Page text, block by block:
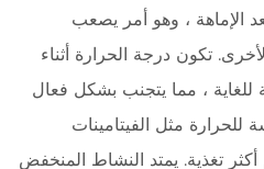
الإماهة ، وهو أمر يصعب
تكون درجة الحرارة أثناء
، مما يتجنب بشكل فعال
للحرارة مثل الفيتامينات
تغذية. يمتد النشاط المنخفض